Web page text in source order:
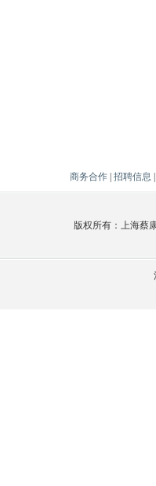
商务合作 招聘信息
版权所有：上海蔡